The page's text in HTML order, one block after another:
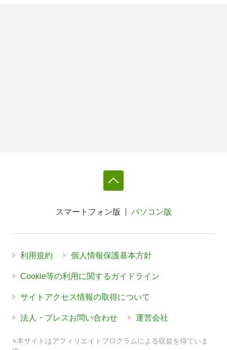
スマートフォン版 パソコン版
利用規約 個人情報保護基本方針
Cookie等の利用に関するガイドライン
サイトアクセス情報の取得について
法人・プレスお問い合わせ 運営会社
※本サイトはアフィリエイトプログラムによる収益を得ていま